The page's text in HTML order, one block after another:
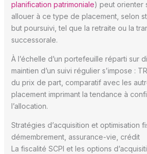
planification patrimoniale) peut orienter
allouer à ce type de placement, selon
but poursuivi, tel que la retraite ou la
successorale.
À l’échelle d’un portefeuille réparti sur
maintien d’un suivi régulier s’impose :
du prix de part, comparatif avec les
placement imprimant la tendance à
l’allocation.
Stratégies d’acquisition et optimisation
démembrement, assurance-vie, crédit
La fiscalité SCPI et les options